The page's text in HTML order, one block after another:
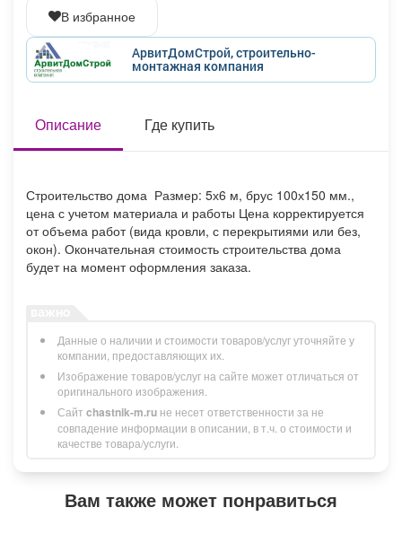
ТВ программа Я - пенсионер
В избранное
АрвитДомСтрой, строительно-
монтажная компания
Описание Где купить
Строительство дома Размер: 5х6 м, брус 100х150 мм.,
цена с учетом материала и работы Цена корректируется
от объема работ (вида кровли, с перекрытиями или без,
окон). Окончательная стоимость строительства дома
будет на момент оформления заказа.
Данные о наличии и стоимости товаров/услуг уточняйте у
компании, предоставляющих их.
Изображение товаров/услуг на сайте может отличаться от
оригинального изображения.
Сайт chastnik-m.ru не несет ответственности за не
совпадение информации в описании, в т.ч. о стоимости и
качестве товара/услуги.
Вам также может понравиться